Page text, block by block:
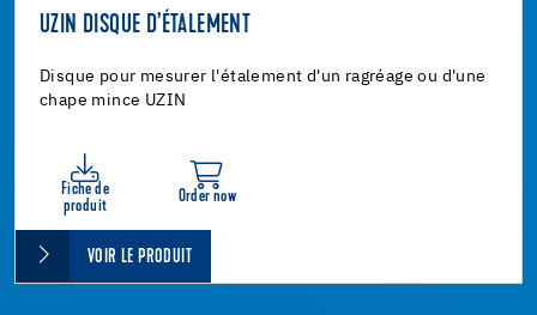
UZIN DISQUE D’ÉTALEMENT
Disque pour mesurer l'étalement d'un ragréage ou d'une
chape mince UZIN
Fiche de
produit
Order now
VOIR LE PRODUIT